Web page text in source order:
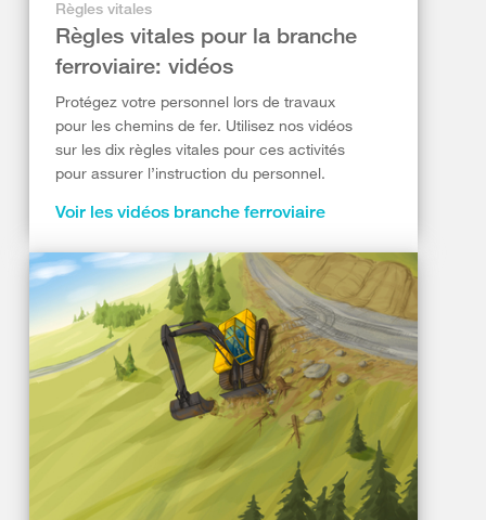
Règles vitales
Règles vitales pour la branche
ferroviaire: vidéos
Protégez votre personnel lors de travaux
pour les chemins de fer. Utilisez nos vidéos
sur les dix règles vitales pour ces activités
pour assurer l’instruction du personnel.
Voir les vidéos branche ferroviaire